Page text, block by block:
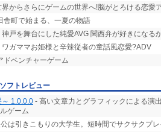
からさらにゲームの世界へ!脳がとろける恋愛
舎町で始まる、一夏の物語
神戸を舞台にした純愛AVG 関西弁が好きになる
ワガママお姫様と辛辣従者の童話風恋愛?ADV
ドベンチャーゲーム
フトレビュー
～ 1.0.0.0 - 高い文章力とグラフィックによる演
ゲーム
は引きこもりの大学生。短時間でサクサクプ